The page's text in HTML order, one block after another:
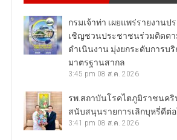
กรมเจ้าท่า เผยแพร่รายงานป
เชิญชวนประชาชนร่วมติดตา
ดำเนินงาน มุ่งยกระดับการบริ
มาตรฐานสากล
3:45 pm 08 ส.ค. 2026
รพ.สถาบันโรคไตภูมิราชนคริ
สนับสนุนรายการเลิกบุหรี่ดีต่อ
3:41 pm 08 ส.ค. 2026